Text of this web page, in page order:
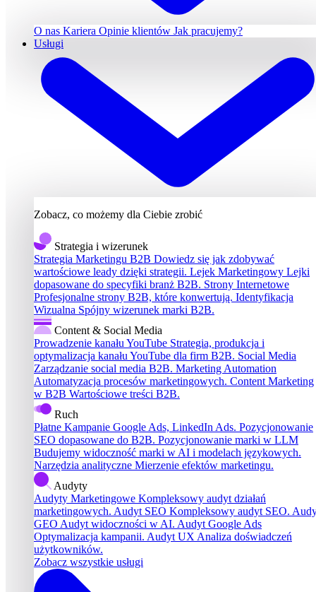
O nas Kariera Opinie klientów Jak pracujemy?
Usługi
Zobacz, co możemy dla Ciebie zrobić
Strategia i wizerunek
Strategia Marketingu B2B Dowiedz się jak zdobywać
wartościowe leady dzięki strategii. Lejek Marketingowy Lejki
dopasowane do specyfiki branż B2B. Strony Internetowe
Profesjonalne strony B2B, które konwertują. Identyfikacja
Wizualna Spójny wizerunek marki B2B.
Content & Social Media
Prowadzenie kanału YouTube Strategia, produkcja i
optymalizacja kanału YouTube dla firm B2B. Social Media
Zarządzanie social media B2B. Marketing Automation
Automatyzacja procesów marketingowych. Content Marketing
w B2B Wartościowe treści B2B.
Ruch
Płatne Kampanie Google Ads, LinkedIn Ads. Pozycjonowanie
SEO dopasowane do B2B. Pozycjonowanie marki w LLM
Budujemy widoczność marki w AI i modelach językowych.
Narzędzia analityczne Mierzenie efektów marketingu.
Audyty
Audyty Marketingowe Kompleksowy audyt działań
marketingowych. Audyt SEO Kompleksowy audyt SEO.
GEO Audyt widoczności w AI. Audyt Google Ads
Optymalizacja kampanii. Audyt UX Analiza doświadczeń
użytkowników.
Zobacz wszystkie usługi